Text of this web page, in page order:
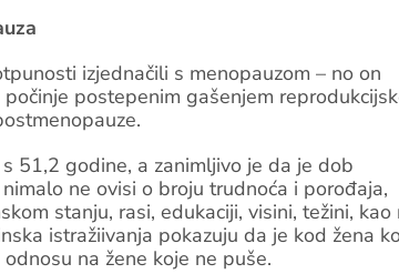
izjednačili s menopauzom – no on
postepenim gašenjem
51,2 godine, a zanimljivo je da je dob
ne ovisi o broju trudnoća i porođaja,
stanju, rasi, edukaciji, visini, težini, kao
istražiivanja pokazuju da je kod žena
na žene koje ne puše.